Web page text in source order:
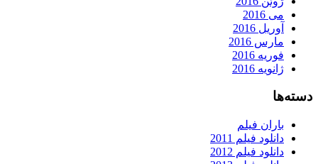
می 2016
آوریل 2016
مارس 2016
فوریه 2016
ژانویه 2016
دسته‌ها
باران فیلم
دانلود فیلم 2011
دانلود فیلم 2012